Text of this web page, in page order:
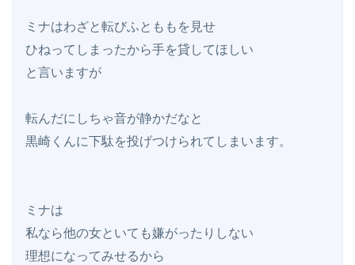
ミナはわざと転びふとももを見せ
ひねってしまったから手を貸してほしい
と言いますが
転んだにしちゃ音が静かだなと
黒崎くんに下駄を投げつけられてしまいます。
ミナは
私なら他の女といても嫌がったりしない
理想になってみせるから